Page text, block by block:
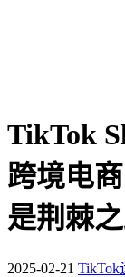
TikTok
跨境电
是荆棘
2025-02-21 TikTok